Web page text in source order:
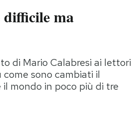
Moda
Storie/Idee
Ok Boomer!
Media
difficile ma
di Mario Calabresi ai lettori
sono cambiati il
mondo in poco più di tre